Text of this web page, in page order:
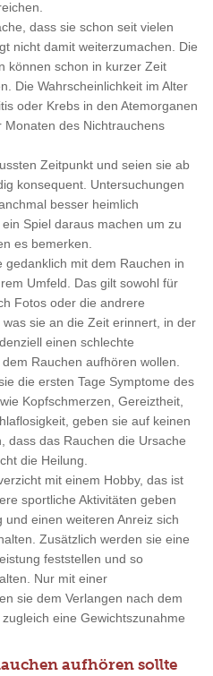
dass sie schon seit vielen
nicht damit weiterzumachen. Die
können schon in kurzer Zeit
Die Wahrscheinlichkeit im Alter
oder Krebs in den Atemorganen
des Nichtrauchens
Zeitpunkt und seien sie ab
konsequent. Untersuchungen
besser heimlich
Spiel daraus machen um zu
es bemerken.
gedanklich mit dem Rauchen in
Umfeld. Das gilt sowohl für
Fotos oder die andrere
sie an die Zeit erinnert, in der
einen schlechte
Rauchen aufhören wollen.
die ersten Tage Symptome des
Kopfschmerzen, Gereiztheit,
geben sie auf keinen
dass das Rauchen die Ursache
die Heilung.
mit einem Hobby, das ist
sportliche Aktivitäten geben
und einen weiteren Anreiz sich
Zusätzlich werden sie eine
feststellen und so
Nur mit einer
sie dem Verlangen nach dem
eine Gewichtszunahme
aufhören sollte